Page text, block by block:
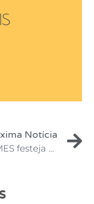
Notícia
O IAMES festeja a Colação de Grau de sua 1ª Turma de curso Superior de Tecnologia em Gestão de Recursos Humanos